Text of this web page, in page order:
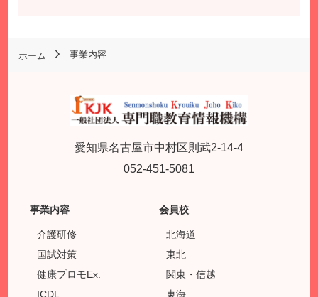
ホーム 事業内容
愛知県名古屋市中村区則武2-14-4
052-451-5081
事業内容
介護研修
国試対策
健康プロモEx.
ICDL
会員校
北海道
東北
関東・信越
東海